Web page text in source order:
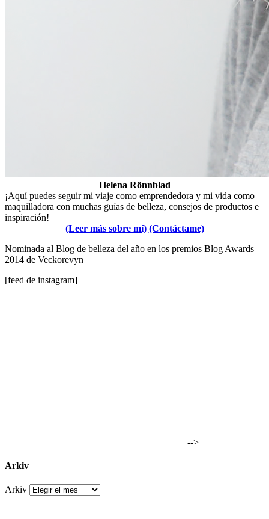
Helena Rönnblad
¡Aquí puedes seguir mi viaje como emprendedora y mi vida como
maquilladora con muchas guías de belleza, consejos de productos e
inspiración!
(Leer más sobre mí) (Contáctame)
Nominada al Blog de belleza del año en los premios Blog Awards
2014 de Veckorevyn
[feed de instagram]
-->
Arkiv
Arkiv